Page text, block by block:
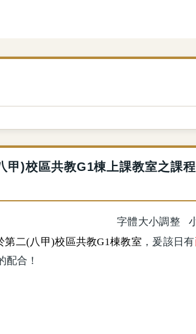
)校區共教G1棟上課教室之課
字體大小調整
第二(八甲)校區共教G1棟教室 ，爰該日有
配合！